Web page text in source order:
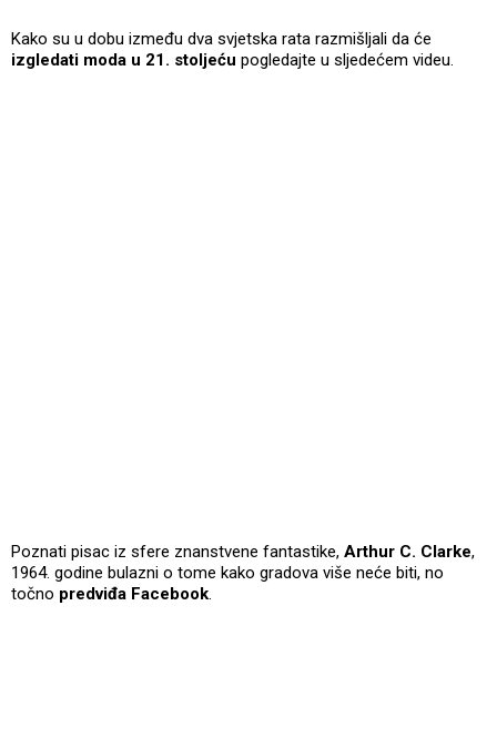
Kako su u dobu između dva svjetska rata razmišljali da će
izgledati moda u 21. stoljeću pogledajte u sljedećem videu.
Poznati pisac iz sfere znanstvene fantastike, Arthur C. Clarke,
1964. godine bulazni o tome kako gradova više neće biti, no
točno predviđa Facebook.